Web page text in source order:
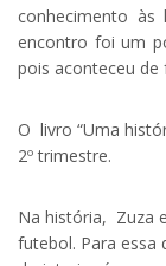
conhecimento às
encontro foi um
pois aconteceu de
O livro “Uma
2º trimestre.
Na história, Zuza
futebol. Para essa